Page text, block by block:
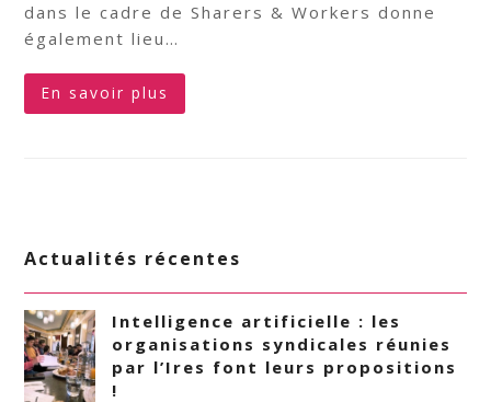
dans le cadre de Sharers & Workers donne
également lieu…
En savoir plus
Actualités récentes
Intelligence artificielle : les
organisations syndicales réunies
par l’Ires font leurs propositions
!